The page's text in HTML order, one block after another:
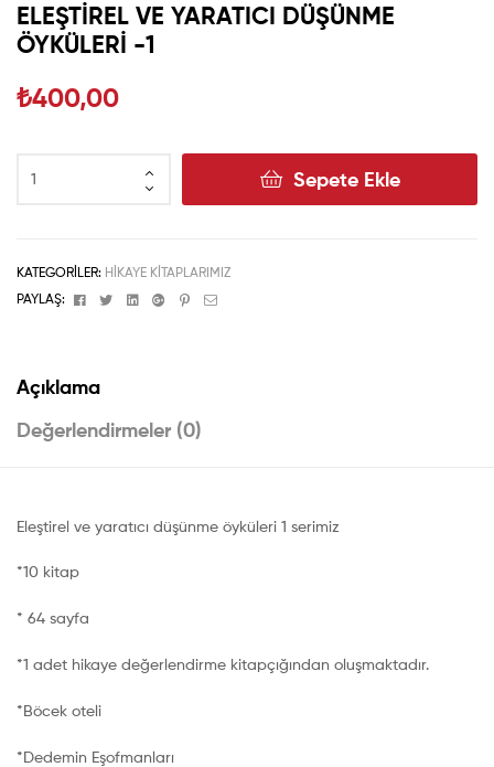
ELEŞTİREL VE YARATICI DÜŞÜNME
ÖYKÜLERİ -1
₺400,00
Sepete Ekle
KATEGORILER: HIKAYE KITAPLARIMIZ
PAYLAŞ:
FacebookTwitterLinkedinGoogle+Pinterest
Email
Açıklama
Değerlendirmeler (0)
Eleştirel ve yaratıcı düşünme öyküleri 1 serimiz
*10 kitap
* 64 sayfa
*1 adet hikaye değerlendirme kitapçığından oluşmaktadır.
*Böcek oteli
*Dedemin Eşofmanları